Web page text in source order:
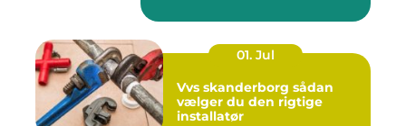
01. Jul
Vvs skanderborg sådan
vælger du den rigtige
installatør